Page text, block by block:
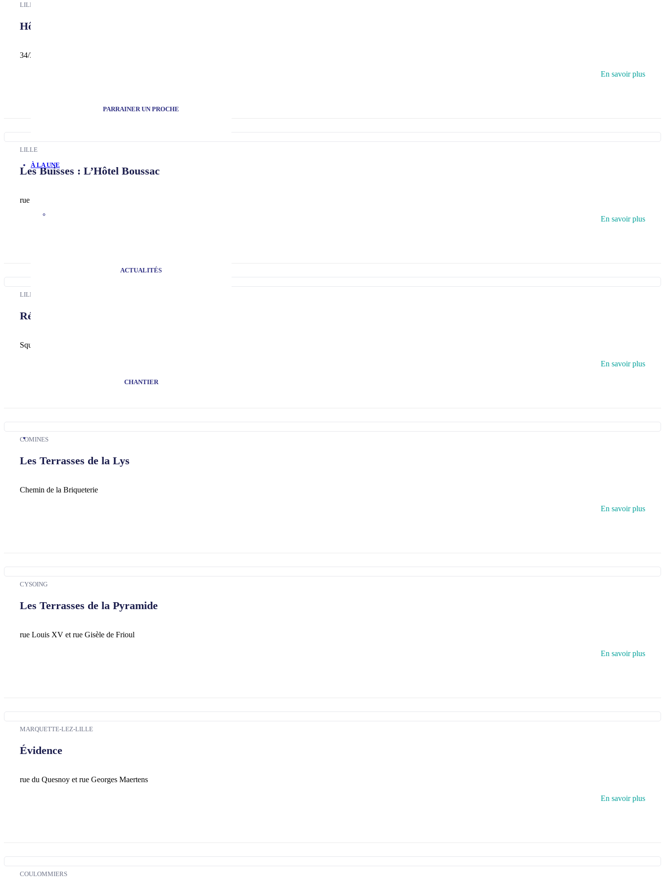
PARRAINER UN PROCHE
À LA UNE
ACTUALITÉS
CHANTIER
LILLE
Hôtel d’Orléans
34/36 rue Nicolas Leblanc
En savoir plus
LILLE
Les Buisses : L’Hôtel Boussac
rue des Buisses
En savoir plus
LILLE
Résidence du Consul
Square Lestiboudois
En savoir plus
COMINES
Les Terrasses de la Lys
Chemin de la Briqueterie
En savoir plus
CYSOING
Les Terrasses de la Pyramide
rue Louis XV et rue Gisèle de Frioul
En savoir plus
MARQUETTE-LEZ-LILLE
Évidence
rue du Quesnoy et rue Georges Maertens
En savoir plus
COULOMMIERS